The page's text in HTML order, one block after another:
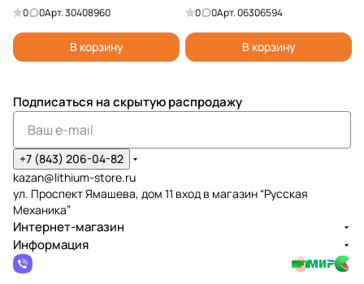
0 0Арт.30408960
В корзину
0 0Арт.06306594
В корзину
Подписаться на скрытую распродажу
+7 (843) 206-04-82
kazan@lithium-store.ru
ул. Проспект Ямашева, дом 11 вход в магазин “Русская
Механика”
Интернет-магазин
Информация